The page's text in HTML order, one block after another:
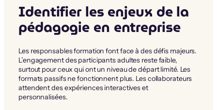
Identifier les enjeux de la
pédagogie en entreprise
Les responsables formation font face à des défis majeurs.
L’engagement des participants adultes reste faible,
surtout pour ceux qui ont un niveau de départ limité. Les
formats passifs ne fonctionnent plus. Les collaborateurs
attendent des expériences interactives et
personnalisées.